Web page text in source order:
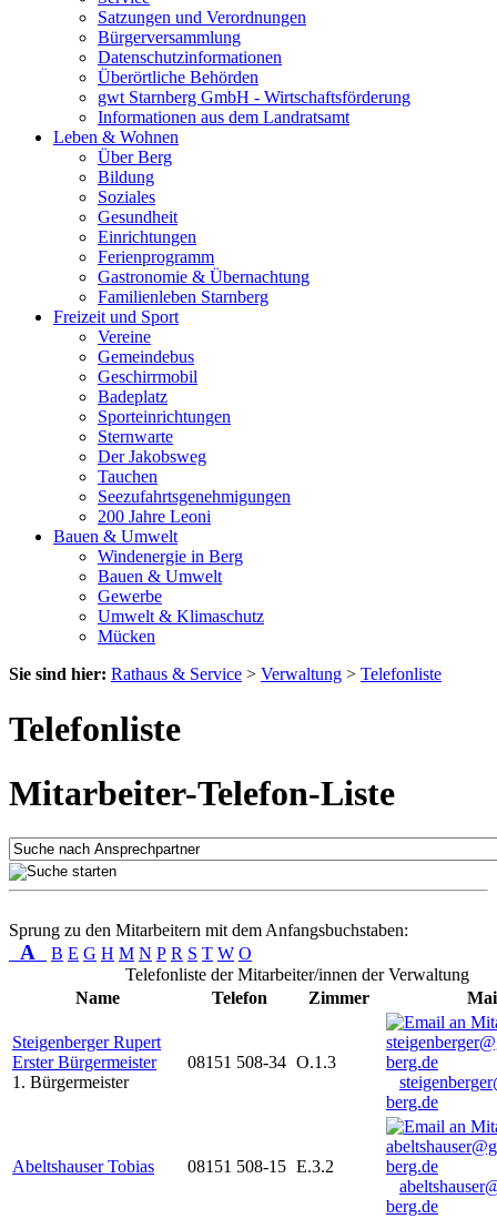
Satzungen und Verordnungen
Bürgerversammlung
Datenschutzinformationen
Überörtliche Behörden
gwt Starnberg GmbH - Wirtschaftsförderung
Informationen aus dem Landratsamt
Leben & Wohnen
Über Berg
Bildung
Soziales
Gesundheit
Einrichtungen
Ferienprogramm
Gastronomie & Übernachtung
Familienleben Starnberg
Freizeit und Sport
Vereine
Gemeindebus
Geschirrmobil
Badeplatz
Sporteinrichtungen
Sternwarte
Der Jakobsweg
Tauchen
Seezufahrtsgenehmigungen
200 Jahre Leoni
Bauen & Umwelt
Windenergie in Berg
Bauen & Umwelt
Gewerbe
Umwelt & Klimaschutz
Mücken
Sie sind hier: Rathaus & Service > Verwaltung > Telefonliste
Telefonliste
Mitarbeiter-Telefon-Liste
Sprung zu den Mitarbeitern mit dem Anfangsbuchstaben:
A B E G H M N P R S T W O
Telefonliste der Mitarbeiter/innen der Verwaltung
Name
Telefon Zimmer
Steigenberger Rupert
Erster Bürgermeister
1. Bürgermeister
08151 508-34 O.1.3
berg.de
Abeltshauser Tobias 08151 508-15 E.3.2
berg.de